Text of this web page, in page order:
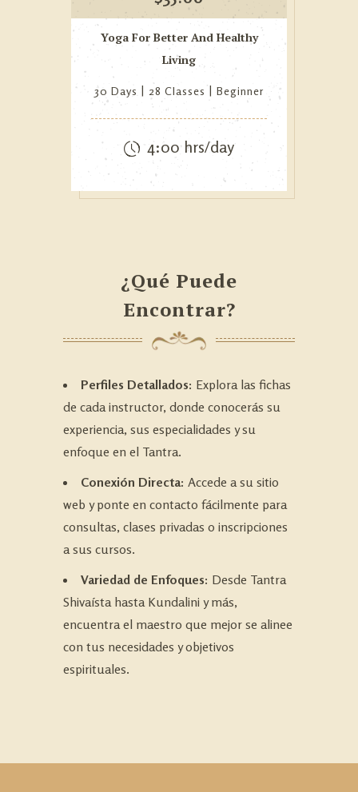
Yoga For Better And Healthy
Living
30 Days 28 Classes Beginner
4:00 hrs/day
¿Qué Puede
Encontrar?
Perfiles Detallados: Explora las fichas
de cada instructor, donde conocerás su
experiencia, sus especialidades y su
enfoque en el Tantra.
Conexión Directa: Accede a su sitio
web y ponte en contacto fácilmente para
consultas, clases privadas o inscripciones
a sus cursos.
Variedad de Enfoques: Desde Tantra
Shivaísta hasta Kundalini y más,
encuentra el maestro que mejor se alinee
con tus necesidades y objetivos
espirituales.